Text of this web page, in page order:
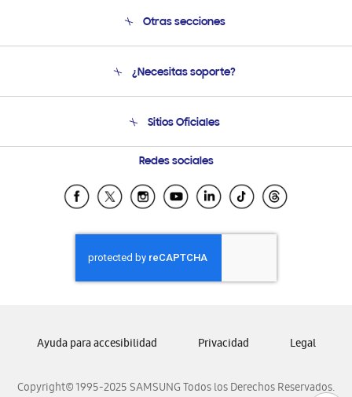
Otras secciones
Soporte
Condiciones de Compra
¿Necesitas soporte?
Soporte vía eMail
Preguntas Frecuentes
Sitios Oficiales
Samsung Costa Rica
Samsung Ecuador
Samsung El Salvador
Samsung Guatemala
Samsung Honduras
Samsung Nicaragua
Samsung Venezuela
Redes sociales
Copyright© 1995-2025 SAMSUNG Todos los Derechos Reservados.
Ayuda para accesibilidad Privacidad Legal